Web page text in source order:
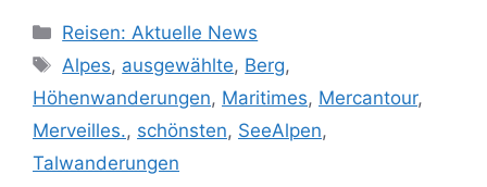
Kategorien
Reisen: Aktuelle News
Schlagwörter
Alpes, ausgewählte, Berg,
Höhenwanderungen, Maritimes, Mercantour,
Merveilles., schönsten, SeeAlpen,
Talwanderungen